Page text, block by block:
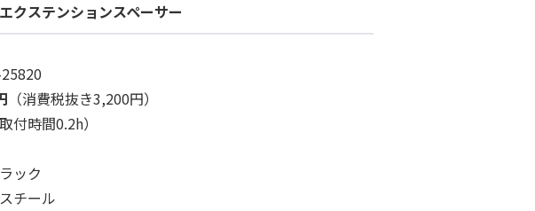
クステンションスペーサー
（消費税抜き3,200円）
付時間0.2h）
ック
チール